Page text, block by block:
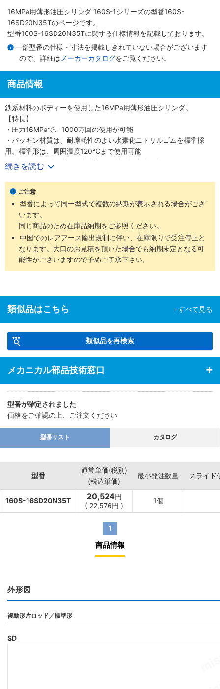
16MPa用薄形油圧シリンダ 160S-1シリーズの型番160S-
16SD20N35Tのページです。
型番160S-16SD20N35Tに関する仕様情報を記載しております。
一部型番の仕様・寸法を掲載しきれていない場合がございます
ので、詳細は メーカーカタログをご覧ください。
商品情報
鉄系材料のボディーを使用した16MPa用薄形油圧シリンダ。
【特長】
・圧力16MPaで、1000万回の使用が可能
・パッキン材質は、耐摩耗性のよい水素化ニトリルゴムを標準採
用。標準形は、周囲温度120℃まで使用可能
・油圧シリンダで重要な軸受部には特殊銅合金を採用
・スイッチの取付はスライド方式で任意の位置設定が可能
続きを読む
ご注意
型番によって同一型式で複数の納期が表示される場合がござ
います。
同じ商品のため在庫品納期をご参照ください。
中国でのレアアース輸出規制に伴い、在庫限りで受注停止と
なります。大口のお見積を頂いた場合でも納期未定となる可
能性がございますので予めご了承下さい。
類似品はこちら すべて見る
類似品を再検索
メカニカル部品技術窓口
型番が確定されました
価格をご確認の上、ご注文ください
型番リスト カタログ
型番
通常単価(税別)
(税込単価)
最小発注数量 スライド
160S-16SD20N35T 20,524円
( 22,576円 )
1個
1
商品情報
外形図
複動形片ロッド／標準形
SD